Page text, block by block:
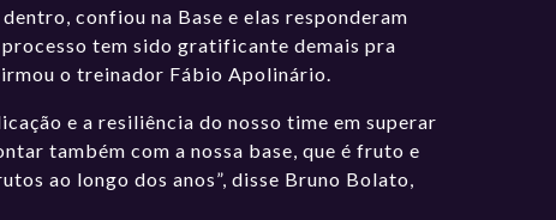
confiou na Base e elas responderam
tem sido gratificante demais pra
o treinador Fábio Apolinário.
e a resiliência do nosso time em superar
também com a nossa base, que é fruto e
ao longo dos anos”, disse Bruno Bolato,